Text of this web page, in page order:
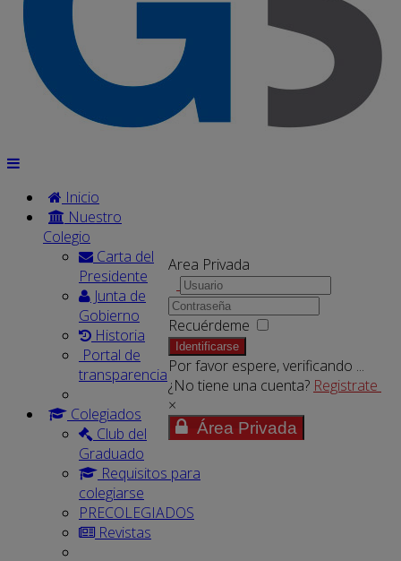
Area Privada
Recuérdeme
Identificarse
Por favor espere, verificando ...
¿No tiene una cuenta? Registrate
×
Área Privada
Inicio
Nuestro
Colegio
Carta del
Presidente
Junta de
Gobierno
Historia
Portal de
transparencia
Colegiados
Club del
Graduado
Requisitos para
colegiarse
PRECOLEGIADOS
Revistas